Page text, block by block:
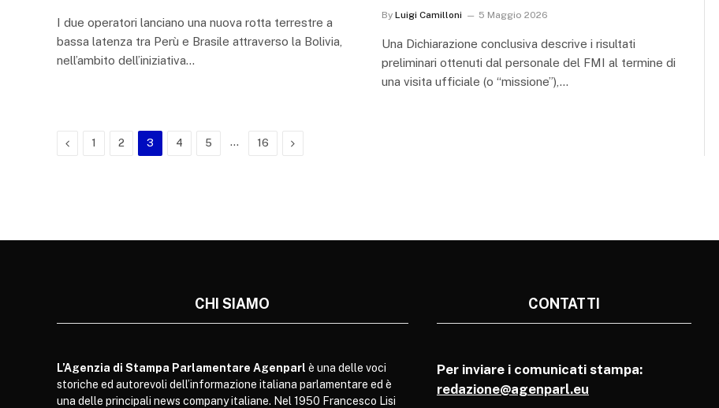
I due operatori lanciano una nuova rotta terrestre a
bassa latenza tra Perù e Brasile attraverso la Bolivia,
nell’ambito dell’iniziativa…
By Luigi Camilloni 5 Maggio 2026
Una Dichiarazione conclusiva descrive i risultati
preliminari ottenuti dal personale del FMI al termine di
una visita ufficiale (o “missione”),…
Previous
1 2 3 4 5 … 16 Next
CHI SIAMO
L’Agenzia di Stampa Parlamentare Agenparl è una delle voci
storiche ed autorevoli dell’informazione italiana parlamentare ed è
una delle principali news company italiane. Nel 1950 Francesco Lisi
CONTATTI
Per inviare i comunicati stampa:
redazione@agenparl.eu